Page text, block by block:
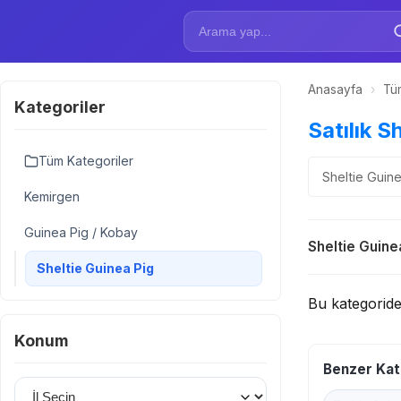
Kategoriler
Tüm Kategoriler
Kemirgen
Guinea Pig / Kobay
Sheltie Guinea Pig
Konum
İl Seçin
Anasayfa ›
Satılık
Sheltie
Sheltie
Bu
Benzer